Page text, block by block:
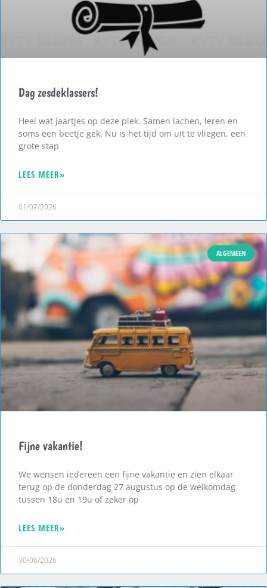
Dag zesdeklassers!
Heel wat jaartjes op deze plek. Samen lachen, leren en
soms een beetje gek. Nu is het tijd om uit te vliegen, een
grote stap
LEES MEER»
01/07/2026
ALGEMEEN
Fijne vakantie!
We wensen iedereen een fijne vakantie en zien elkaar
terug op de donderdag 27 augustus op de welkomdag
tussen 18u en 19u of zeker op
LEES MEER»
30/06/2026